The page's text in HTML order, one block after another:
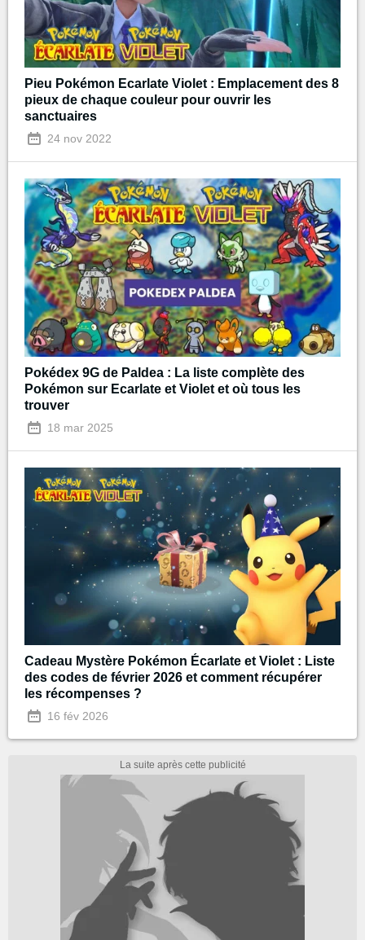
Pieu Pokémon Ecarlate Violet : Emplacement des 8
pieux de chaque couleur pour ouvrir les
sanctuaires
24 nov 2022
Pokédex 9G de Paldea : La liste complète des
Pokémon sur Ecarlate et Violet et où tous les
trouver
18 mar 2025
Cadeau Mystère Pokémon Écarlate et Violet : Liste
des codes de février 2026 et comment récupérer
les récompenses ?
16 fév 2026